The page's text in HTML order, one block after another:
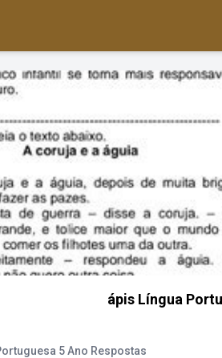
ápis Língua
5 Ano Respostas